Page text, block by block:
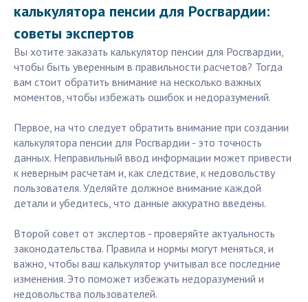
калькулятора пенсии для Росгвардии:
советы экспертов
Вы хотите заказать калькулятор пенсии для Росгвардии,
чтобы быть уверенным в правильности расчетов? Тогда
вам стоит обратить внимание на несколько важных
моментов, чтобы избежать ошибок и недоразумений.
Первое, на что следует обратить внимание при создании
калькулятора пенсии для Росгвардии - это точность
данных. Неправильный ввод информации может привести
к неверным расчетам и, как следствие, к недовольству
пользователя. Уделяйте должное внимание каждой
детали и убедитесь, что данные аккуратно введены.
Второй совет от экспертов - проверяйте актуальность
законодательства. Правила и нормы могут меняться, и
важно, чтобы ваш калькулятор учитывал все последние
изменения. Это поможет избежать недоразумений и
недовольства пользователей.